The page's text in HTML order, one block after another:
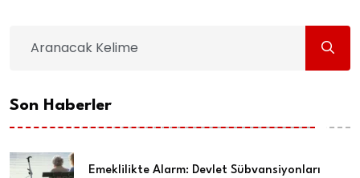
Son Haberler
Emeklilikte Alarm: Devlet Sübvansiyonları